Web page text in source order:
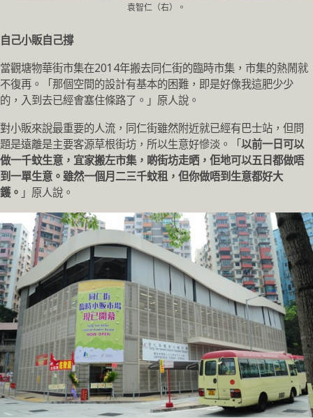
袁智仁（右）。
自己小販自己撐
當觀塘物華街市集在2014年搬去同仁街的臨時市集，市集的熱鬧就
不復再。「那個空間的設計有基本的困難，即是好像我這肥少少
的，入到去已經㑹塞住條路了。」原人說。
對小販來說最重要的人流，同仁街雖然附近就已經有巴士站，但問
題是遠離是主要客源草根街坊，所以生意好慘淡。「以前一日可以
做一千蚊生意，宜家搬左市集，啲街坊走晒，佢地可以五日都做唔
到一單生意。雖然一個月二三千蚊租，但你做唔到生意都好大
鑊。 」原人說。